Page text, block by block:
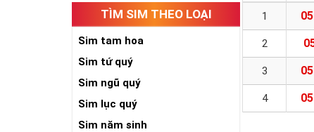
TÌM SIM THEO LOẠI
Sim tam hoa
Sim tứ quý
Sim ngũ quý
Sim lục quý
Sim năm sinh
1
2
3
4